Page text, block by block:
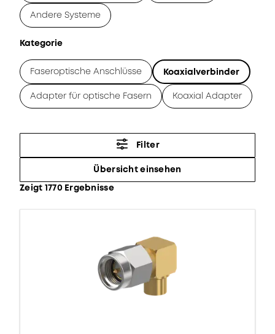
Andere Systeme
Kategorie
Faseroptische Anschlüsse Koaxialverbinder
Adapter für optische Fasern Koaxial Adapter
Filter
Übersicht einsehen
Zeigt 1770 Ergebnisse